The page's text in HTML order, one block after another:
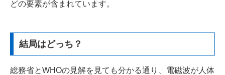
どの要素が含まれています。
結局はどっち？
総務省とWHOの見解を見ても分かる通り、電磁波が人体